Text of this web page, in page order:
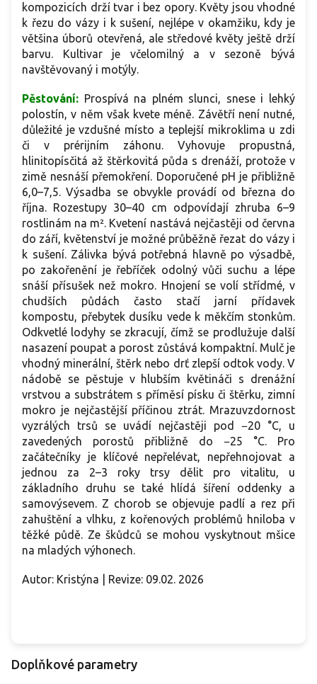
kompozicích drží tvar i bez opory. Květy jsou vhodné
k řezu do vázy i k sušení, nejlépe v okamžiku, kdy je
většina úborů otevřená, ale středové květy ještě drží
barvu. Kultivar je včelomilný a v sezoně bývá
navštěvovaný i motýly.
Pěstování: Prospívá na plném slunci, snese i lehký
polostín, v něm však kvete méně. Závětří není nutné,
důležité je vzdušné místo a teplejší mikroklima u zdi
či v prérijním záhonu. Vyhovuje propustná,
hlinitopísčitá až štěrkovitá půda s drenáží, protože v
zimě nesnáší přemokření. Doporučené pH je přibližně
6,0–7,5. Výsadba se obvykle provádí od března do
října. Rozestupy 30–40 cm odpovídají zhruba 6–9
rostlinám na m². Kvetení nastává nejčastěji od června
do září, květenství je možné průběžně řezat do vázy i
k sušení. Zálivka bývá potřebná hlavně po výsadbě,
po zakořenění je řebříček odolný vůči suchu a lépe
snáší přísušek než mokro. Hnojení se volí střídmé, v
chudších půdách často stačí jarní přídavek
kompostu, přebytek dusíku vede k měkčím stonkům.
Odkvetlé lodyhy se zkracují, čímž se prodlužuje další
nasazení poupat a porost zůstává kompaktní. Mulč je
vhodný minerální, štěrk nebo drť zlepší odtok vody. V
nádobě se pěstuje v hlubším květináči s drenážní
vrstvou a substrátem s příměsí písku či štěrku, zimní
mokro je nejčastější příčinou ztrát. Mrazuvzdornost
vyzrálých trsů se uvádí nejčastěji pod −20 °C, u
zavedených porostů přibližně do −25 °C. Pro
začátečníky je klíčové nepřelévat, nepřehnojovat a
jednou za 2–3 roky trsy dělit pro vitalitu, u
základního druhu se také hlídá šíření oddenky a
samovýsevem. Z chorob se objevuje padlí a rez při
zahuštění a vlhku, z kořenových problémů hniloba v
těžké půdě. Ze škůdců se mohou vyskytnout mšice
na mladých výhonech.
Autor: Kristýna | Revize: 09.02. 2026
Doplňkové parametry